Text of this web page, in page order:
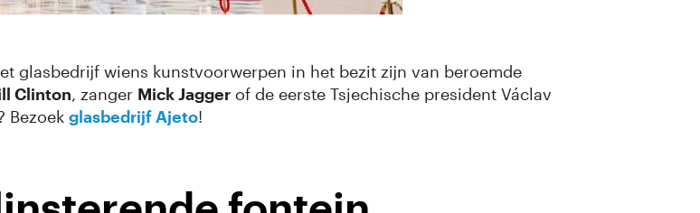
glasbedrijf wiens kunstvoorwerpen in het bezit zijn van beroemde
Clinton, zanger Mick Jagger of de eerste Tsjechische president Václav
Bezoek glasbedrijf Ajeto!